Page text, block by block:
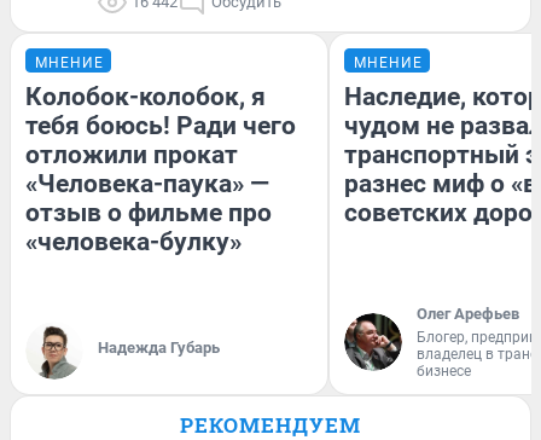
МНЕНИЕ
Колобок-колобок, я
тебя боюсь! Ради чего
отложили прокат
«Человека-паука» —
отзыв о фильме про
«человека-булку»
Надежда Губарь
МНЕНИЕ
Наследие,
чудом не
транспортный
разнес миф о
советских
Олег Арефьев
Блогер,
владелец в
бизнесе
РЕКОМЕНДУЕМ